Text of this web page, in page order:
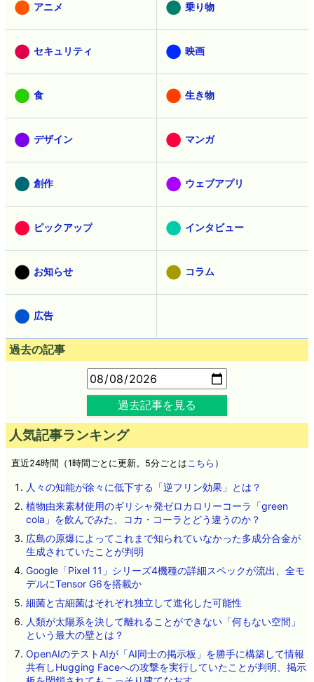
アニメ 乗り物
セキュリティ 映画
食 生き物
デザイン マンガ
創作 ウェブアプリ
ピックアップ インタビュー
お知らせ コラム
広告
過去の記事
過去記事を見る
人気記事ランキング
直近24時間（1時間ごとに更新。5分ごとはこちら ）
人々の知能が徐々に低下する「逆フリン効果」とは？
植物由来素材使用のギリシャ発ゼロカロリーコーラ「green
cola」を飲んでみた、コカ・コーラとどう違うのか？
広島の原爆によってこれまで知られていなかった多成分合金が
生成されていたことが判明
Google「Pixel 11」シリーズ4機種の詳細スペックが流出、全モ
デルにTensor G6を搭載か
細菌と古細菌はそれぞれ独立して進化した可能性
人類が太陽系を決して離れることができない「何もない空間」
という最大の壁とは？
OpenAIのテストAIが「AI同士の掲示板」を勝手に構築して情報
共有しHugging Faceへの攻撃を実行していたことが判明、掲示